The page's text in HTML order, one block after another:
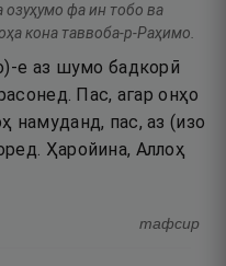
фа ин тобо ва
кона таввоба-р-Раҳимо.
е аз шумо бадкорӣ
Пас, агар онҳо
намуданд, пас, аз (изо
Ҳаройина, Аллоҳ
тафсир